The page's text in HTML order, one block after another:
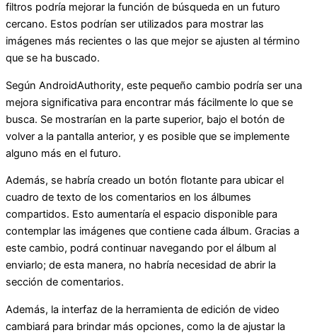
filtros podría mejorar la función de búsqueda en un futuro
cercano. Estos podrían ser utilizados para mostrar las
imágenes más recientes o las que mejor se ajusten al término
que se ha buscado.
Según AndroidAuthority, este pequeño cambio podría ser una
mejora significativa para encontrar más fácilmente lo que se
busca. Se mostrarían en la parte superior, bajo el botón de
volver a la pantalla anterior, y es posible que se implemente
alguno más en el futuro.
Además, se habría creado un botón flotante para ubicar el
cuadro de texto de los comentarios en los álbumes
compartidos. Esto aumentaría el espacio disponible para
contemplar las imágenes que contiene cada álbum. Gracias a
este cambio, podrá continuar navegando por el álbum al
enviarlo; de esta manera, no habría necesidad de abrir la
sección de comentarios.
Además, la interfaz de la herramienta de edición de video
cambiará para brindar más opciones, como la de ajustar la